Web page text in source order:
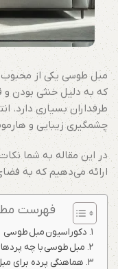
مبل طوسی یکی از
که به دلیل خنثی بودن
طرفداران بسیاری دارد.
چشمگیری زیبایی و
در این مقاله به شما
ارائه می‌دهیم که به
فهرست
دکوراسیون مبل طوسی
مبل طوسی با چه
هماهنگی پرده برای